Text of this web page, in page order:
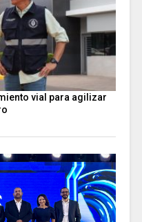
vial para agilizar